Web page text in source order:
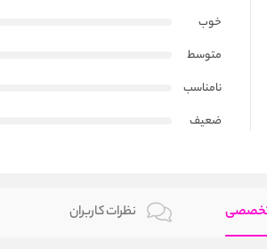
خوب
متوسط
نامناسب
ضعیف
نظرات کاربران